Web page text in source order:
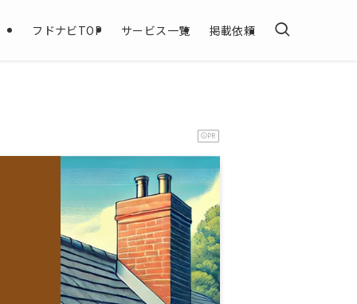
フドナビTOP サービス一覧 掲載依頼
PR